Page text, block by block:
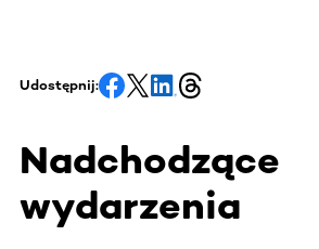
Udostępnij:
Nadchodzące
wydarzenia